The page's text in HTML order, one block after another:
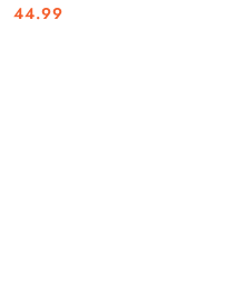
Cena:
44.99